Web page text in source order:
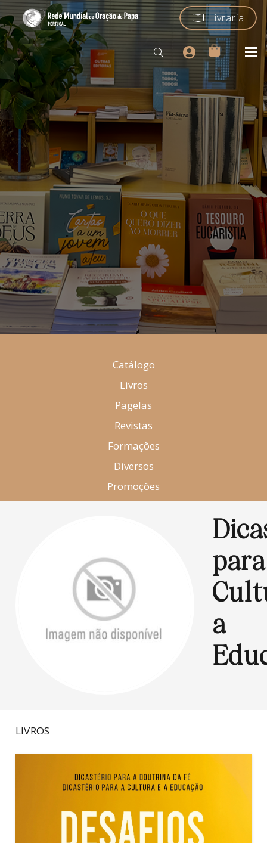
Livraria
Catálogo
Livros
Pagelas
Revistas
Formações
Diversos
Promoções
a
LIVROS